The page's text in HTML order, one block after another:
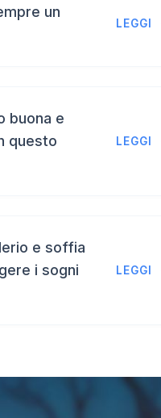
un
LEGGI
buona e
questo
LEGGI
e soffia
i sogni
LEGGI